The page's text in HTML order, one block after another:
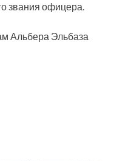
звания офицера.
Альбера Эльбаза